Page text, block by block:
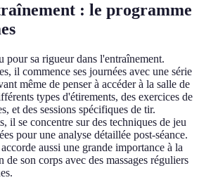
: le programme
pour sa rigueur dans l'entraînement.
il commence ses journées avec une série
même de penser à accéder à la salle de
types d'étirements, des exercices de
et des sessions spécifiques de tir.
il se concentre sur des techniques de jeu
pour une analyse détaillée post-séance.
aussi une grande importance à la
de son corps avec des massages réguliers